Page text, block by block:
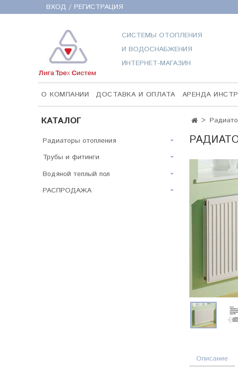
ВХОД / РЕГИСТРАЦИЯ
СИСТЕМЫ ОТОПЛЕНИЯ
И ВОДОСНАБЖЕНИЯ
ИНТЕРНЕТ-МАГАЗИН
О КОМПАНИИ ДОСТАВКА И ОПЛАТА АРЕНДА
Описание
КАТАЛОГ
Радиаторы отопления
Трубы и фитинги
Водяной теплый пол
РАСПРОДАЖА